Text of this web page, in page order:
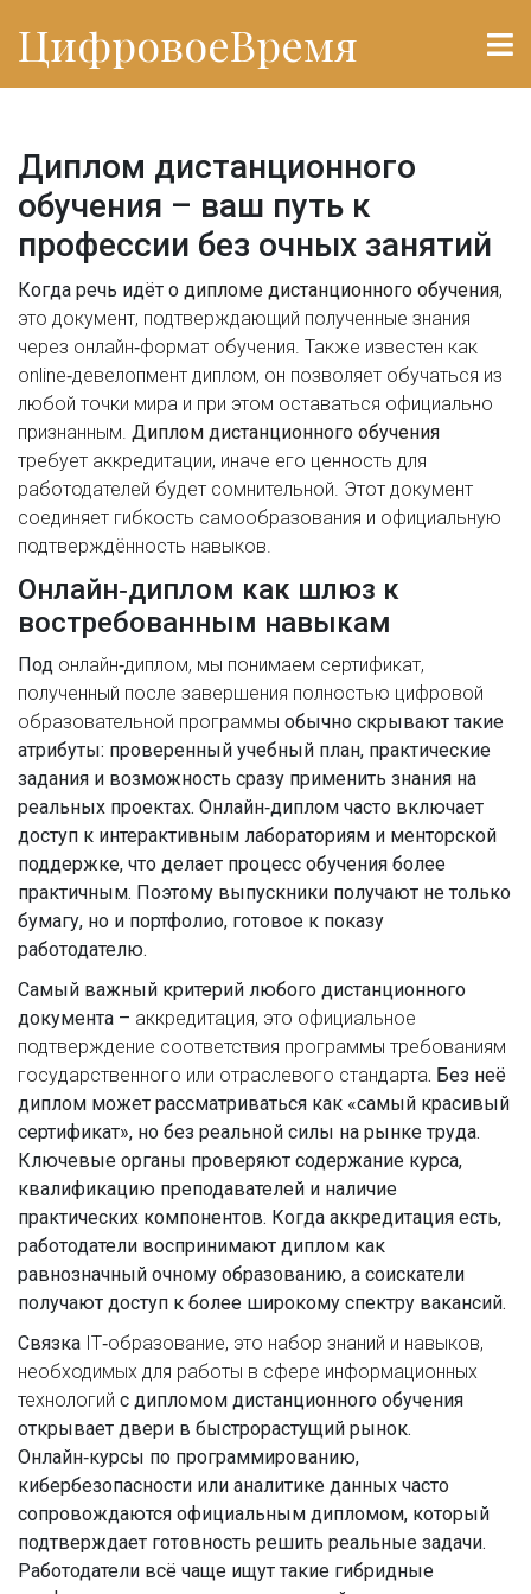
ЦифровоеВремя
Диплом дистанционного
обучения – ваш путь к
профессии без очных занятий
Когда речь идёт о дипломе дистанционного обучения,
это документ, подтверждающий полученные знания
через онлайн‑формат обучения. Также известен как
online‑девелопмент диплом, он позволяет обучаться из
любой точки мира и при этом оставаться официально
признанным. Диплом дистанционного обучения
требует аккредитации, иначе его ценность для
работодателей будет сомнительной. Этот документ
соединяет гибкость самообразования и официальную
подтверждённость навыков.
Онлайн‑диплом как шлюз к
востребованным навыкам
Под онлайн‑диплом, мы понимаем сертификат,
полученный после завершения полностью цифровой
образовательной программы обычно скрывают такие
атрибуты: проверенный учебный план, практические
задания и возможность сразу применить знания на
реальных проектах. Онлайн‑диплом часто включает
доступ к интерактивным лабораториям и менторской
поддержке, что делает процесс обучения более
практичным. Поэтому выпускники получают не только
бумагу, но и портфолио, готовое к показу
работодателю.
Самый важный критерий любого дистанционного
документа – аккредитация, это официальное
подтверждение соответствия программы требованиям
государственного или отраслевого стандарта. Без неё
диплом может рассматриваться как «самый красивый
сертификат», но без реальной силы на рынке труда.
Ключевые органы проверяют содержание курса,
квалификацию преподавателей и наличие
практических компонентов. Когда аккредитация есть,
работодатели воспринимают диплом как
равнозначный очному образованию, а соискатели
получают доступ к более широкому спектру вакансий.
Связка IT‑образование, это набор знаний и навыков,
необходимых для работы в сфере информационных
технологий с дипломом дистанционного обучения
открывает двери в быстрорастущий рынок.
Онлайн‑курсы по программированию,
кибербезопасности или аналитике данных часто
сопровождаются официальным дипломом, который
подтверждает готовность решить реальные задачи.
Работодатели всё чаще ищут такие гибридные